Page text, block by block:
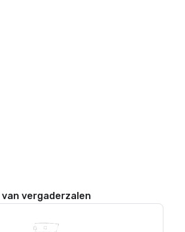
vergaderzalen